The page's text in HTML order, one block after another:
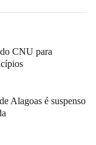
CNU para
Alagoas é suspenso